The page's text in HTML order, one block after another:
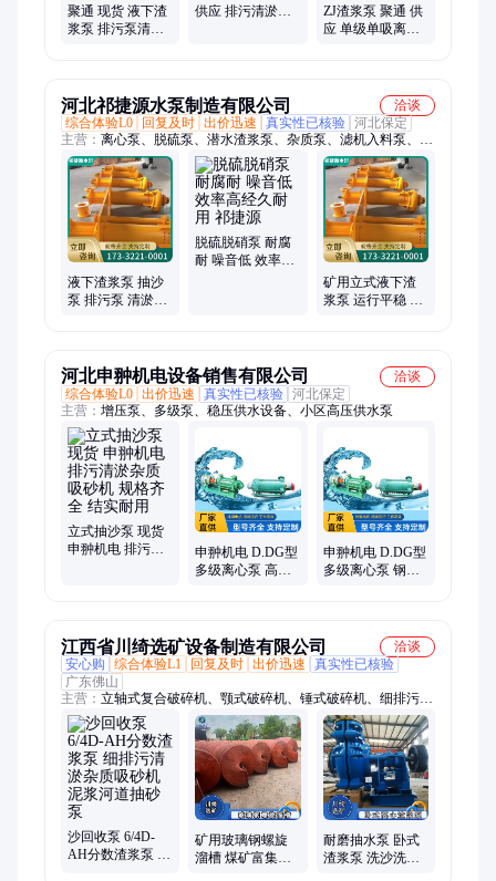
聚通 现货 液下渣
浆泵 排污泵清淤
供应 排污清淤杂
ZJ渣浆泵 聚通 供
应 单级单吸离心
河北祁捷源水泵制造有限公司
洽谈
综合体验L0
回复及时 出价迅速 真实性已核验 河北保定
主营： 离心泵、脱硫泵、潜水渣浆泵、杂质泵、滤机入料泵、增
压循环泵、液下渣浆泵、卧式离心渣浆泵、入料进料泥浆泵
液下渣浆泵 抽沙
泵 排污泵 清淤杂
脱硫脱硝泵 耐腐
耐 噪音低 效率高
矿用立式液下渣
浆泵 运行平稳 噪
河北申翀机电设备销售有限公司
洽谈
综合体验L0 出价迅速 真实性已核验 河北保定
主营： 增压泵、多级泵、稳压供水设备、小区高压供水泵
立式抽沙泵 现货
申翀机电 排污清
申翀机电 D.DG型
多级离心泵 高山
申翀机电 D.DG型
多级离心泵 钢厂
江西省川绮选矿设备制造有限公司
洽谈
安心购
综合体验L1 回复及时 出价迅速
真实性已核验
广东佛山
主营： 立轴式复合破碎机、颚式破碎机、锤式破碎机、细排污清
淤杂质吸砂机、反击式破碎机、对辊破碎机、球磨机、湿式铜米
分离机、螺旋洗沙筛沙一体、脱水筛、螺旋洗沙机、轮斗洗沙
机、槽式洗矿机、滚筒筛、振动筛、水力旋流器、脱泥斗、螺旋
输送机、6s摇床、跳汰机、螺旋溜槽、渣浆泵、水套式离心机、
浮选机、磁选机、除铁器
沙回收泵 6/4D-
AH分数渣浆泵 细
矿用玻璃钢螺旋
溜槽 煤矿富集沙
耐磨抽水泵 卧式
渣浆泵 洗沙洗煤